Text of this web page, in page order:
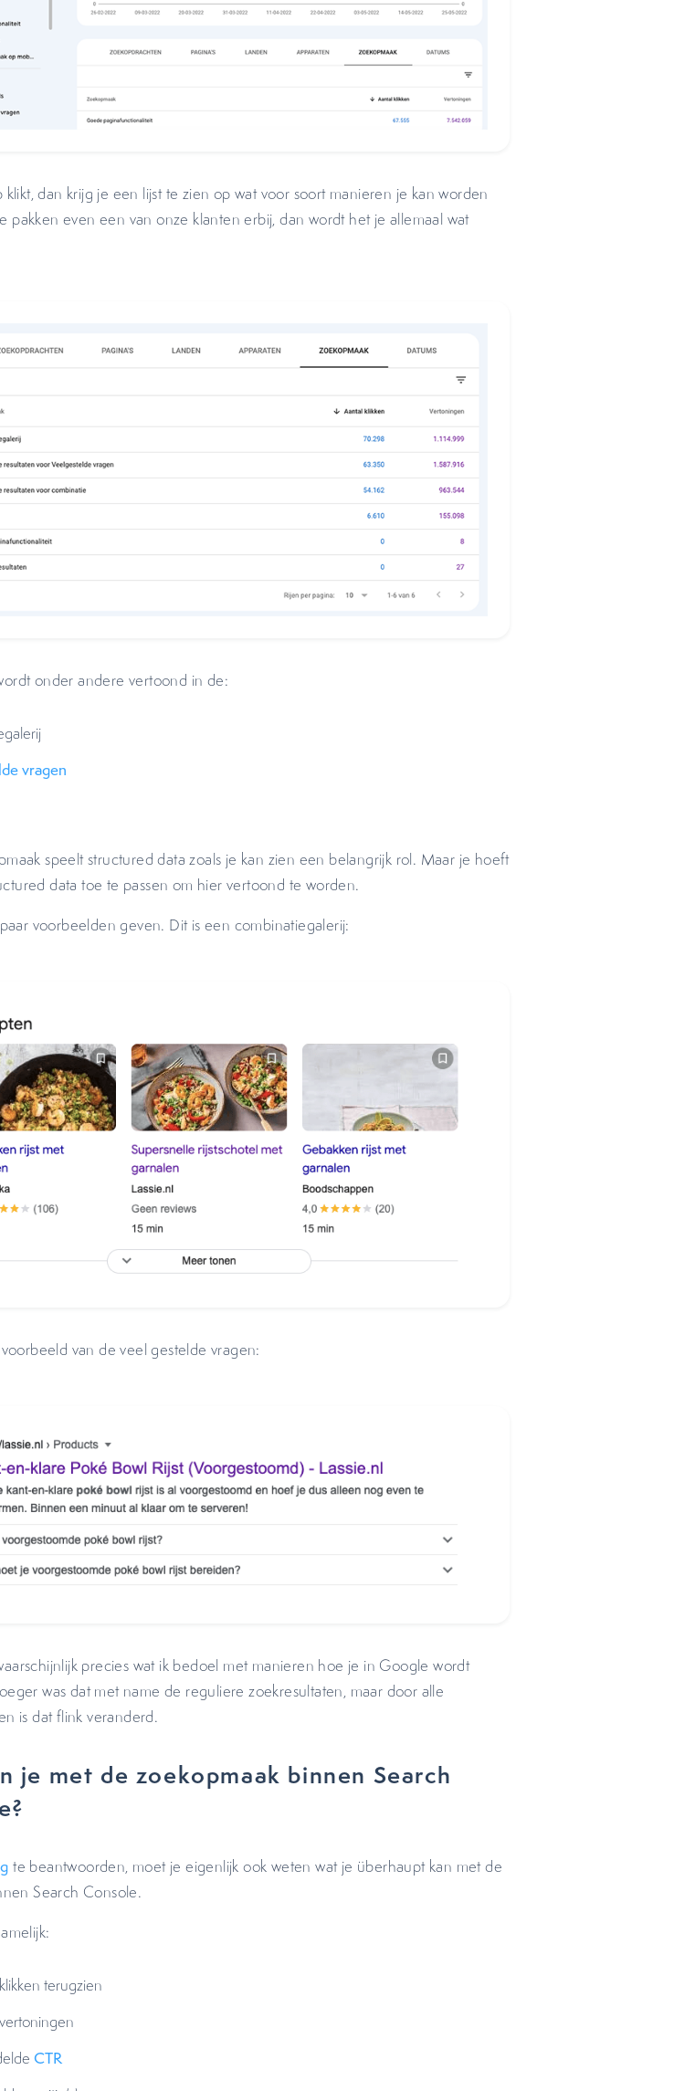
klikt, dan krijg je een lijst te zien op wat voor soort manieren je kan worden
pakken even een van onze klanten erbij, dan wordt het je allemaal wat
onder andere vertoond in de:
vragen
speelt structured data zoals je kan zien een belangrijk rol. Maar je hoeft
data toe te passen om hier vertoond te worden.
voorbeelden geven. Dit is een combinatiegalerij:
van de veel gestelde vragen:
precies wat ik bedoel met manieren hoe je in Google wordt
was dat met name de reguliere zoekresultaten, maar door alle
is dat flink veranderd.
je met de zoekopmaak binnen Search
te beantwoorden, moet je eigenlijk ook weten wat je überhaupt kan met de
Search Console.
terugzien
CTR